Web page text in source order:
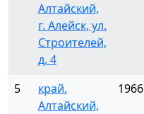
Алтайский,
г. Алейск, ул.
Строителей,
д. 4
5
край.
Алтайский,
1966